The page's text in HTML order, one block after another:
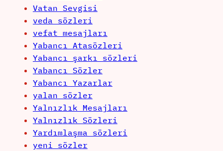
Vatan Sevgisi
veda sözleri
vefat mesajları
Yabancı Atasözleri
Yabancı şarkı sözleri
Yabancı Sözler
Yabancı Yazarlar
yalan sözler
Yalnızlık Mesajları
Yalnızlık Sözleri
Yardımlaşma sözleri
yeni sözler